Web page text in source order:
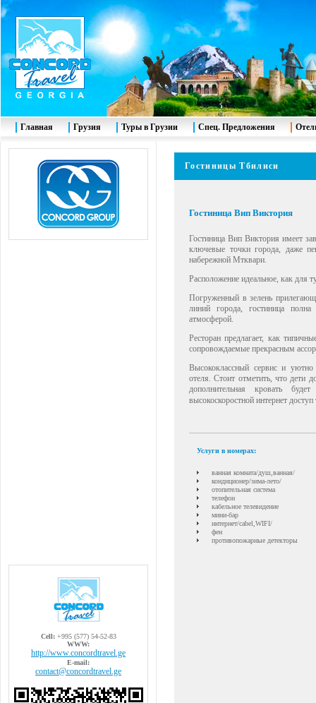
Cell:+995 (577) 54-52-83
WWW:
http://www.concordtravel.ge
E-mail:
contact@concordtravel.ge
Гостиницы Тбилиси
Гостиница Вип Виктория
Гостиница Вип Виктория имеет
ключевые точки города, даже
набережной Мтквари.
Расположение идеальное, как для
Погруженный в зелень
линий города, гостиница
атмосферой.
Ресторан предлагает, как
сопровождаемые прекрасным
Высококлассный сервис и
отеля. Стоит отметить, что дети
дополнительная кровать
высокоскоростной интернет
Услуги в номерах:
ванная комната/душ,ванная/
кондиционер/зима-лето/
отопительная система
телефон
кабельное телевидение
мини-бар
интернет/cabel,WIFI/
фен
противопожарные детекторы
Главная Грузия Туры в Грузии Спец. Предложения